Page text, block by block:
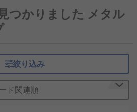
色光と優れた効率により普
長寿命ランプで、一部のMH
時間に達します。
ランプを選択する
、白熱灯や蛍光灯に比べて
つかりました メタル
絞り込み
ド関連順